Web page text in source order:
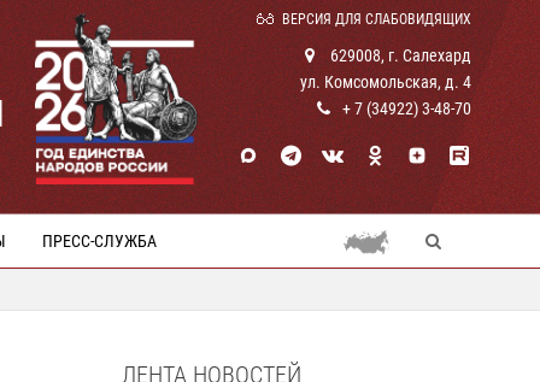
ВЕРСИЯ ДЛЯ СЛАБОВИДЯЩИХ
629008, г. Салехард
ул. Комсомольская, д. 4
+ 7 (34922) 3-48-70
ПРЕСС-СЛУЖБА
ЛЕНТА НОВОСТЕЙ